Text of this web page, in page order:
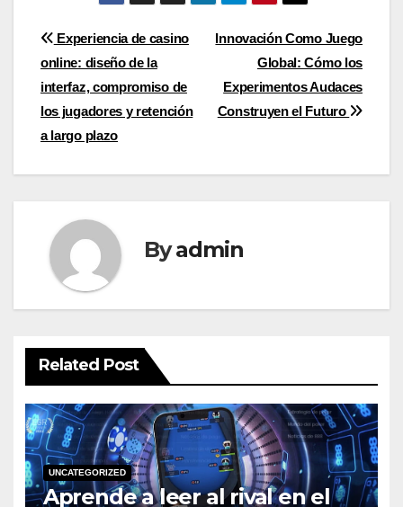
Post
navigation
Innovación Como Juego
Global: Cómo los
Experimentos Audaces
Construyen el Futuro
Experiencia de casino
online: diseño de la
interfaz, compromiso de
los jugadores y retención
a largo plazo
Byadmin
Related Post
UNCATEGORIZED
Aprende a leer al rival en el